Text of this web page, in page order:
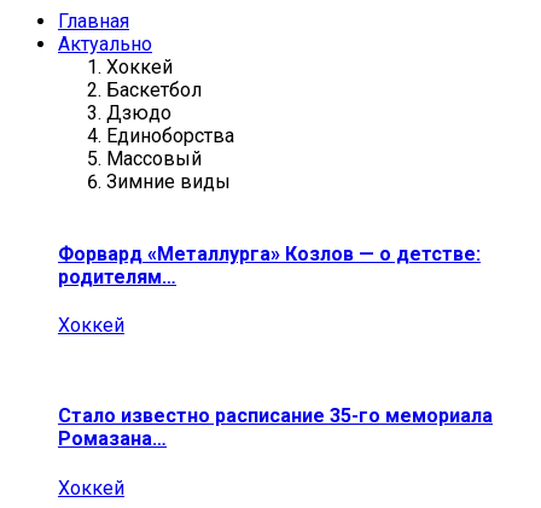
Главная
Актуально
Хоккей
Баскетбол
Дзюдо
Единоборства
Массовый
Зимние виды
Форвард «Металлурга» Козлов — о детстве:
родителям…
Хоккей
Стало известно расписание 35-го мемориала
Ромазана…
Хоккей